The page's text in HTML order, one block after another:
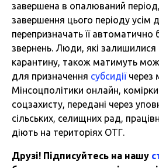
завершена в опалюваний
завершення цього періоду
перепризначать її автоматично
звернень. Люди, які залишилися
карантину, також матимуть
для призначення субсидіїчерез
Мінсоцполітики онлайн,
соцзахисту, передані через
сільських, селищних рад,
діють на територіях ОТГ.
Друзі! Підписуйтесь на нашу